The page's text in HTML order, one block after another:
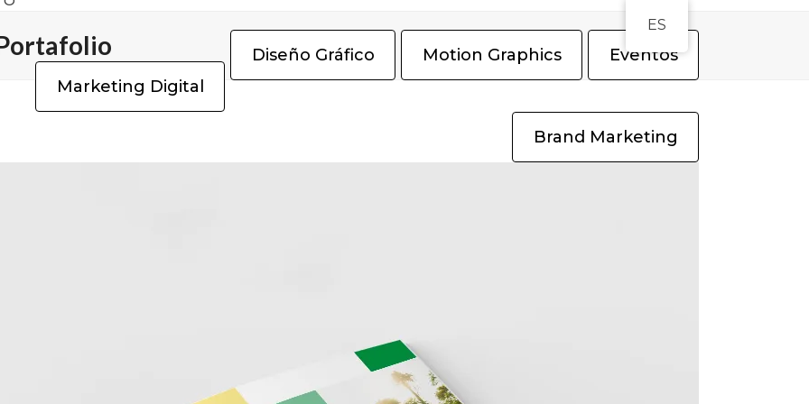
Eventos
Motion Graphics
Diseño Gráfico
Marketing Digital
Brand Marketing
ES